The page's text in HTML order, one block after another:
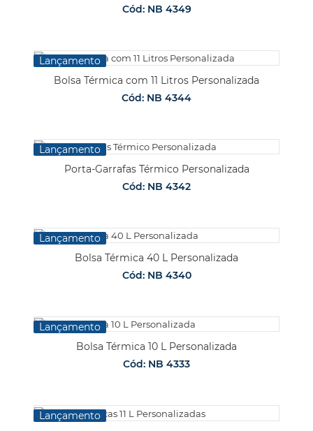
Cód: NB 4349
Lançamento
Bolsa Térmica com 11 Litros Personalizada
Cód: NB 4344
Lançamento
Porta-Garrafas Térmico Personalizada
Cód: NB 4342
Lançamento
Bolsa Térmica 40 L Personalizada
Cód: NB 4340
Lançamento
Bolsa Térmica 10 L Personalizada
Cód: NB 4333
Lançamento